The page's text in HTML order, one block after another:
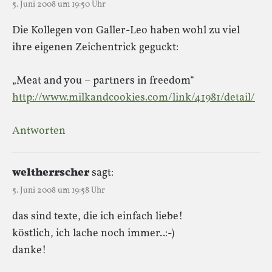
5. Juni 2008 um 19:50 Uhr
Die Kollegen von Galler-Leo haben wohl zu viel
ihre eigenen Zeichentrick geguckt:
„Meat and you – partners in freedom“
http://www.milkandcookies.com/link/41981/detail/
Antworten
weltherrschersagt:
5. Juni 2008 um 19:58 Uhr
das sind texte, die ich einfach liebe!
köstlich, ich lache noch immer..:-)
danke!